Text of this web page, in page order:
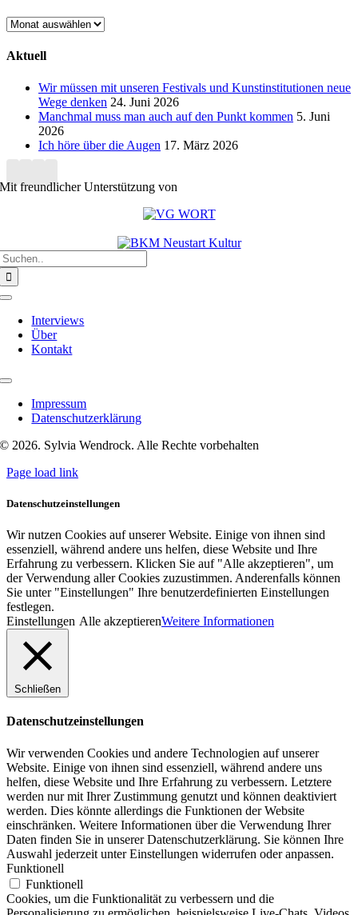
Archiv
Aktuell
Wir müssen mit unseren Festivals und Kunstinstitutionen neue
Wege denken 24. Juni 2026
Manchmal muss man auch auf den Punkt kommen 5. Juni
2026
Ich höre über die Augen 17. März 2026
Mit freundlicher Unterstützung von
Toggle
NavigationInterviews
Über
Kontakt
Toggle
NavigationImpressum
Datenschutzerklärung
© 2026. Sylvia Wendrock. Alle Rechte vorbehalten
Page load link
Datenschutzeinstellungen
Wir nutzen Cookies auf unserer Website. Einige von ihnen sind
essenziell, während andere uns helfen, diese Website und Ihre
Erfahrung zu verbessern. Klicken Sie auf "Alle akzeptieren", um
der Verwendung aller Cookies zuzustimmen. Anderenfalls können
Sie unter "Einstellungen" Ihre benutzerdefinierten Einstellungen
festlegen.
Einstellungen Alle akzeptierenWeitere Informationen
Schließen
Datenschutzeinstellungen
Wir verwenden Cookies und andere Technologien auf unserer
Website. Einige von ihnen sind essenziell, während andere uns
helfen, diese Website und Ihre Erfahrung zu verbessern. Letztere
werden nur mit Ihrer Zustimmung genutzt und können deaktiviert
werden. Dies könnte allerdings die Funktionen der Website
einschränken. Weitere Informationen über die Verwendung Ihrer
Daten finden Sie in unserer Datenschutzerklärung. Sie können Ihre
Auswahl jederzeit unter Einstellungen widerrufen oder anpassen.
Funktionell
Funktionell
Cookies, um die Funktionalität zu verbessern und die